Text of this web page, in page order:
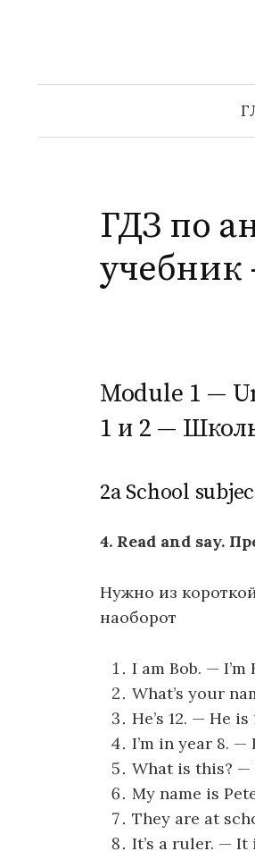
ГДЗ по
учебник
Module 1 —
1 и 2 —
2а School
4. Read and say.
Нужно из
наоборот
I am Bob. — I’m
What’s your
He’s 12. — Не is
I’m in year 8. —
What is this? —
My name is
They are at
It’s a ruler. — It